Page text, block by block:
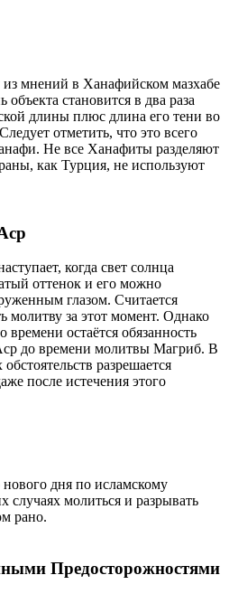
из мнений в Ханафийском мазхабе
объекта становится в два раза
длины плюс длина его тени во
отметить, что это всего
Не все Ханафиты разделяют
как Турция, не используют
когда свет солнца
оттенок и его можно
глазом. Считается
молитву за этот момент. Однако
времени остаётся обязанность
до времени молитвы Магриб. В
разрешается
после истечения этого
дня по исламскому
случаях молиться и разрывать
рано.
Предосторожностями